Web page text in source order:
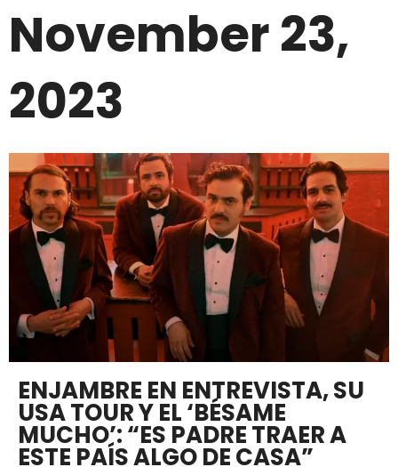
November 23,
2023
ENJAMBRE EN ENTREVISTA, SU
USA TOUR Y EL ‘BÉSAME
MUCHO’: “ES PADRE TRAER A
ESTE PAÍS ALGO DE CASA”